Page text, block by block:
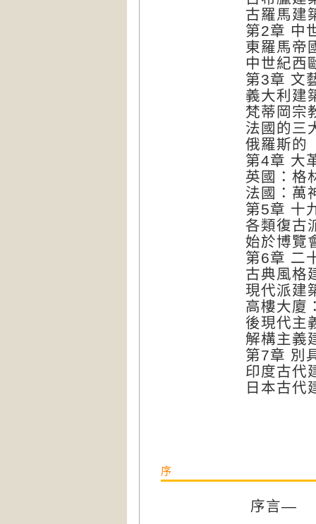
古羅馬建
第2章 中
東羅馬帝
中世紀西
第3章 文
義大利建
梵蒂岡宗
法國的三
俄羅斯的
第4章 大
英國：格
法國：萬
第5章 十
各類復古
始於博覽
第6章 二
古典風格
現代派建
高樓大廈
後現代主
解構主義
第7章 別
印度古代
日本古代
序
序言—